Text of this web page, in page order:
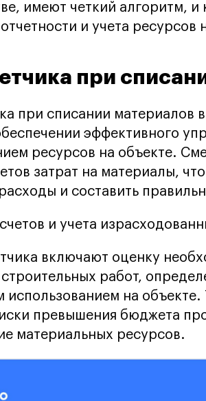
имеют четкий алгоритм,
и учета ресурсов
при
при списании материалов
эффективного
ресурсов на объекте.
затрат на материалы,
и составить
и учета
включают оценку
работ,
использованием на
превышения бюджета
материальных ресурсов.